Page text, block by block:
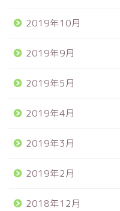
2019年10月
2019年9月
2019年5月
2019年4月
2019年3月
2019年2月
2018年12月